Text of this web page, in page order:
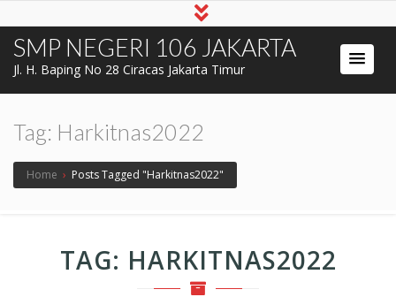
SMP NEGERI 106 JAKARTA
Jl. H. Baping No 28 Ciracas Jakarta Timur
Tag: Harkitnas2022
Home › Posts Tagged "Harkitnas2022"
TAG: HARKITNAS2022